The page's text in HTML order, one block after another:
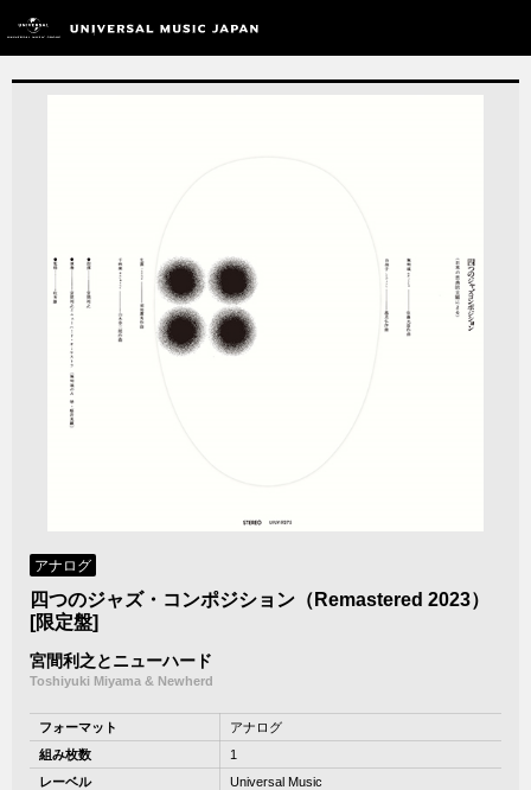
アナログ
四つのジャズ・コンポジション（Remastered 2023）
[限定盤]
宮間利之とニューハード
Toshiyuki Miyama & Newherd
フォーマット
アナログ
組み枚数
1
レーベル
Universal Music